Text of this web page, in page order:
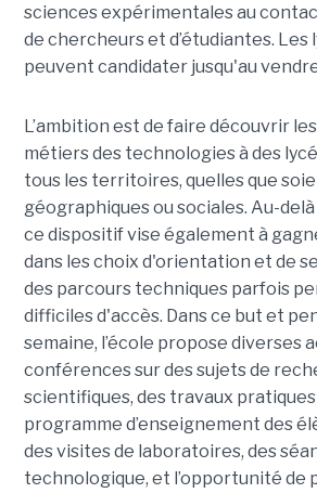
sciences expérimentales au
de chercheurs et d’étudiantes. Les
peuvent candidater jusqu'au
L’ambition est de faire découvrir
métiers des technologies à des
tous les territoires, quelles que
géographiques ou sociales. Au-
ce dispositif vise également à
dans les choix d'orientation et de
des parcours techniques parfois
difficiles d'accès. Dans ce but et
semaine, l’école propose diverses
conférences sur des sujets de
scientifiques, des travaux
programme d’enseignement des
des visites de laboratoires, des
technologique, et l’opportunité de